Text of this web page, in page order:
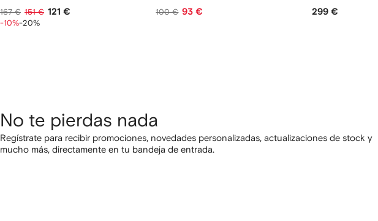
167 € 151 € 121 €
-10%-20%
100 € 93 € 299 €
No te pierdas nada
Regístrate para recibir promociones, novedades personalizadas, actualizaciones de stock y
mucho más, directamente en tu bandeja de entrada.